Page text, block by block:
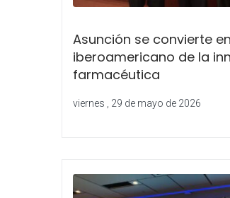
Asunción se convierte
iberoamericano de la
farmacéutica
viernes , 29 de mayo de 2026